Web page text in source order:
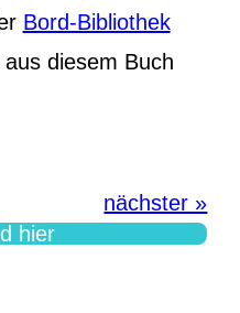
Bord-Bibliothek
diesem Buch
nächster »
hier